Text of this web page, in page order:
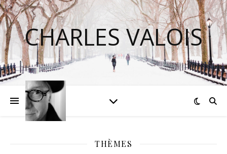
CHARLES VALOIS
THÈMES